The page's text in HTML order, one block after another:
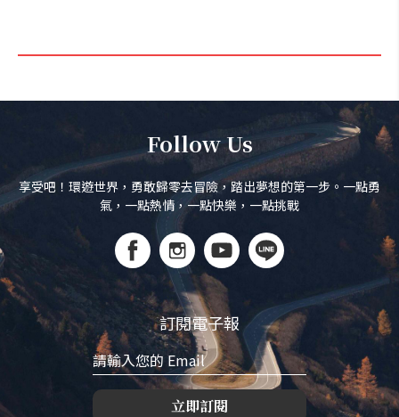
Follow Us
享受吧！環遊世界，勇敢歸零去冒險，踏出夢想的第一步。一點勇
氣，一點熱情，一點快樂，一點挑戰
訂閱電子報
立即訂閱